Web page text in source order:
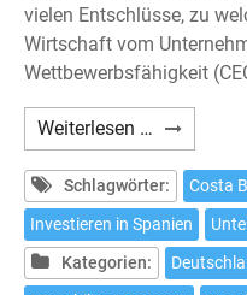
vielen Entschlüsse, zu
Wirtschaft vom
Wettbewerbsfähigkeit
Weiterlesen … Investments
an
der
Costa
Blanca
Schlagwörter: Costa
Investieren in Spanien
Kategorien: